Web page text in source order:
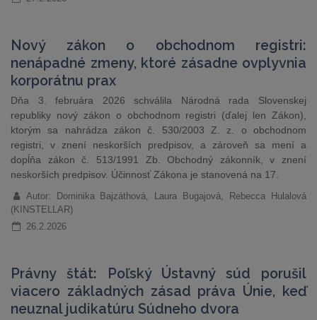
Nový zákon o obchodnom registri:
nenápadné zmeny, ktoré zásadne ovplyvnia
korporátnu prax
Dňa 3. februára 2026 schválila Národná rada Slovenskej
republiky nový zákon o obchodnom registri (ďalej len Zákon),
ktorým sa nahrádza zákon č. 530/2003 Z. z. o obchodnom
registri, v znení neskorších predpisov, a zároveň sa mení a
dopĺňa zákon č. 513/1991 Zb. Obchodný zákonník, v znení
neskorších predpisov. Účinnosť Zákona je stanovená na 17.
Autor: Dominika Bajzáthová, Laura Bugajová, Rebecca Hulalová
(KINSTELLAR)
26.2.2026
Právny štát: Poľský Ústavný súd porušil
viacero základných zásad práva Únie, keď
neuznal judikatúru Súdneho dvora